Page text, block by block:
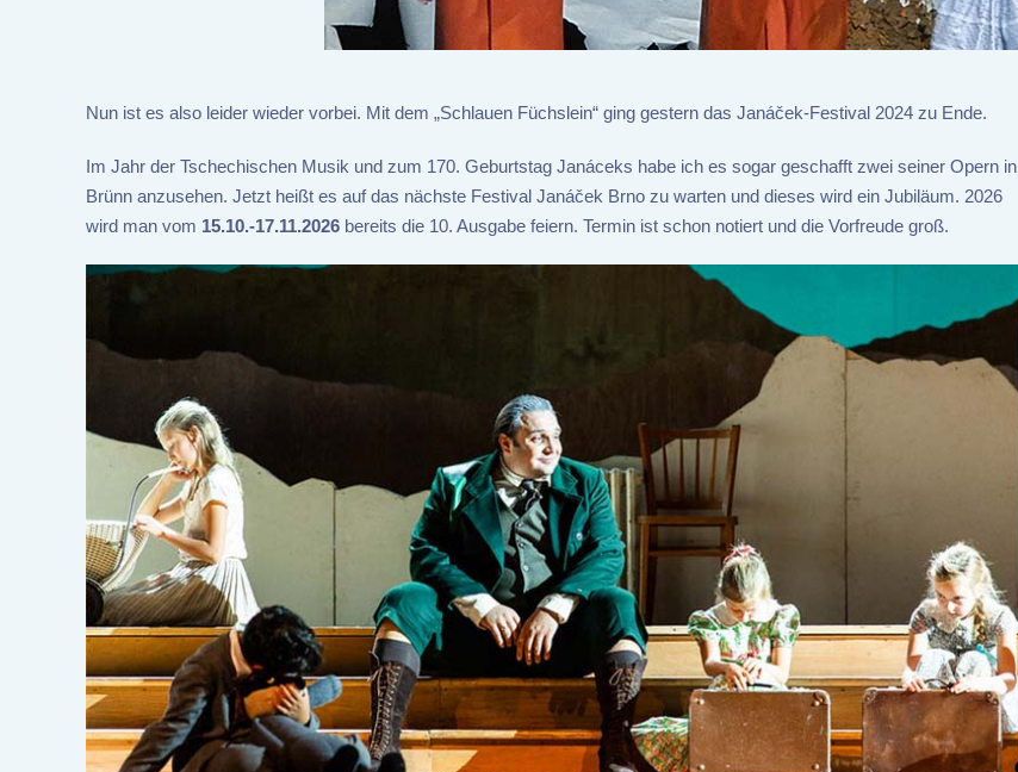
Nun ist es also leider wieder vorbei. Mit dem „Schlauen Füchslein“ ging gestern das Janáček-Festival 2024 zu Ende.
Im Jahr der Tschechischen Musik und zum 170. Geburtstag Janáceks habe ich es sogar geschafft zwei seiner Opern in
Brünn anzusehen. Jetzt heißt es auf das nächste Festival Janáček Brno zu warten und dieses wird ein Jubiläum. 2026
wird man vom 15.10.-17.11.2026 bereits die 10. Ausgabe feiern. Termin ist schon notiert und die Vorfreude groß.